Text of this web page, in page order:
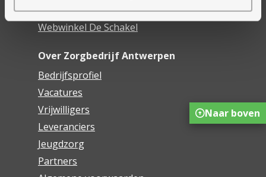
Mijn Boek
Webwinkel De Schakel
Over Zorgbedrijf Antwerpen
Bedrijfsprofiel
Vacatures
Vrijwilligers
Leveranciers
Jeugdzorg
Partners
Naar boven